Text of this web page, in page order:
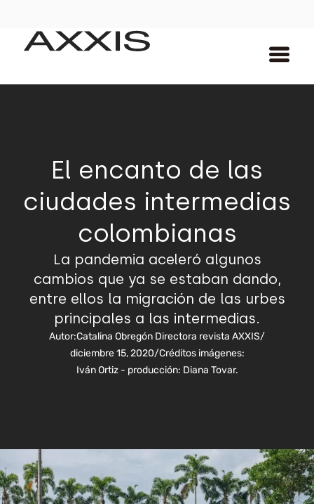
El encanto de las
ciudades intermedias
colombianas
La pandemia aceleró algunos
cambios que ya se estaban dando,
entre ellos la migración de las urbes
principales a las intermedias.
Autor:Catalina Obregón Directora revista AXXIS/
diciembre 15, 2020/Créditos imágenes:
Iván Ortiz - producción: Diana Tovar.